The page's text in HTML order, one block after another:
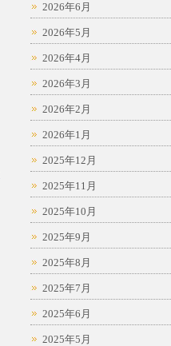
2026年6月
2026年5月
2026年4月
2026年3月
2026年2月
2026年1月
2025年12月
2025年11月
2025年10月
2025年9月
2025年8月
2025年7月
2025年6月
2025年5月